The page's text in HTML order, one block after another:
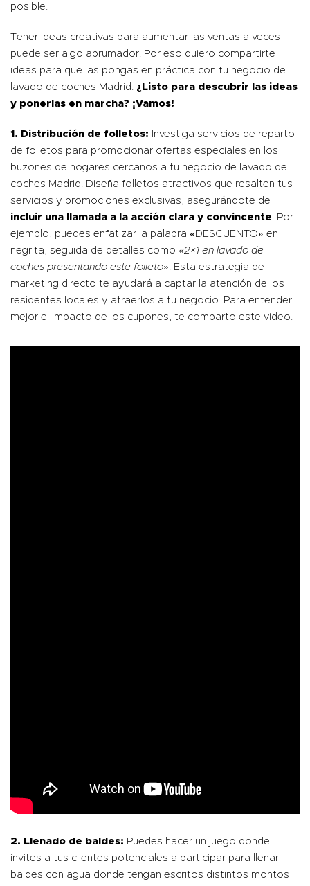
posible.
Tener ideas creativas para aumentar las ventas a veces
puede ser algo abrumador. Por eso quiero compartirte
ideas para que las pongas en práctica con tu negocio de
lavado de coches Madrid. ¿Listo para descubrir las ideas
y ponerlas en marcha? ¡Vamos!
1. Distribución de folletos: Investiga servicios de reparto
de folletos para promocionar ofertas especiales en los
buzones de hogares cercanos a tu negocio de lavado de
coches Madrid. Diseña folletos atractivos que resalten tus
servicios y promociones exclusivas, asegurándote de
incluir una llamada a la acción clara y convincente . Por
ejemplo, puedes enfatizar la palabra «DESCUENTO» en
negrita, seguida de detalles como «2×1 en lavado de
coches presentando este folleto» . Esta estrategia de
marketing directo te ayudará a captar la atención de los
residentes locales y atraerlos a tu negocio. Para entender
mejor el impacto de los cupones, te comparto este video
2. Llenado de baldes: Puedes hacer un juego donde
invites a tus clientes potenciales a participar para llenar
baldes con agua donde tengan escritos distintos montos